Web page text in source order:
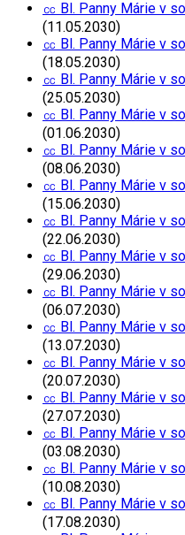
㏄ Bl. Panny Márie v
(11.05.2030)
㏄ Bl. Panny Márie v
(18.05.2030)
㏄ Bl. Panny Márie v
(25.05.2030)
㏄ Bl. Panny Márie v
(01.06.2030)
㏄ Bl. Panny Márie v
(08.06.2030)
㏄ Bl. Panny Márie v
(15.06.2030)
㏄ Bl. Panny Márie v
(22.06.2030)
㏄ Bl. Panny Márie v
(29.06.2030)
㏄ Bl. Panny Márie v
(06.07.2030)
㏄ Bl. Panny Márie v
(13.07.2030)
㏄ Bl. Panny Márie v
(20.07.2030)
㏄ Bl. Panny Márie v
(27.07.2030)
㏄ Bl. Panny Márie v
(03.08.2030)
㏄ Bl. Panny Márie v
(10.08.2030)
㏄ Bl. Panny Márie v
(17.08.2030)